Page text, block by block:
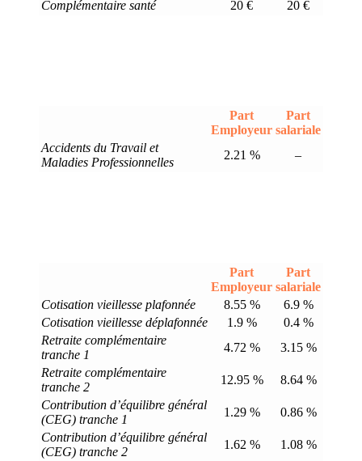
Complémentaire santé
20 € 20 €
Part
Employeur
Part
salariale
Accidents du Travail et
Maladies Professionnelles
2.21 % –
Part
Employeur
Part
salariale
Cotisation vieillesse plafonnée
8.55 %
6.9 %
Cotisation vieillesse déplafonnée
1.9 %
0.4 %
Retraite complémentaire
tranche 1
4.72 %
3.15 %
Retraite complémentaire
tranche 2
12.95 %
8.64 %
Contribution d’équilibre général
(CEG) tranche 1
1.29 %
0.86 %
Contribution d’équilibre général
(CEG) tranche 2
1.62 %
1.08 %